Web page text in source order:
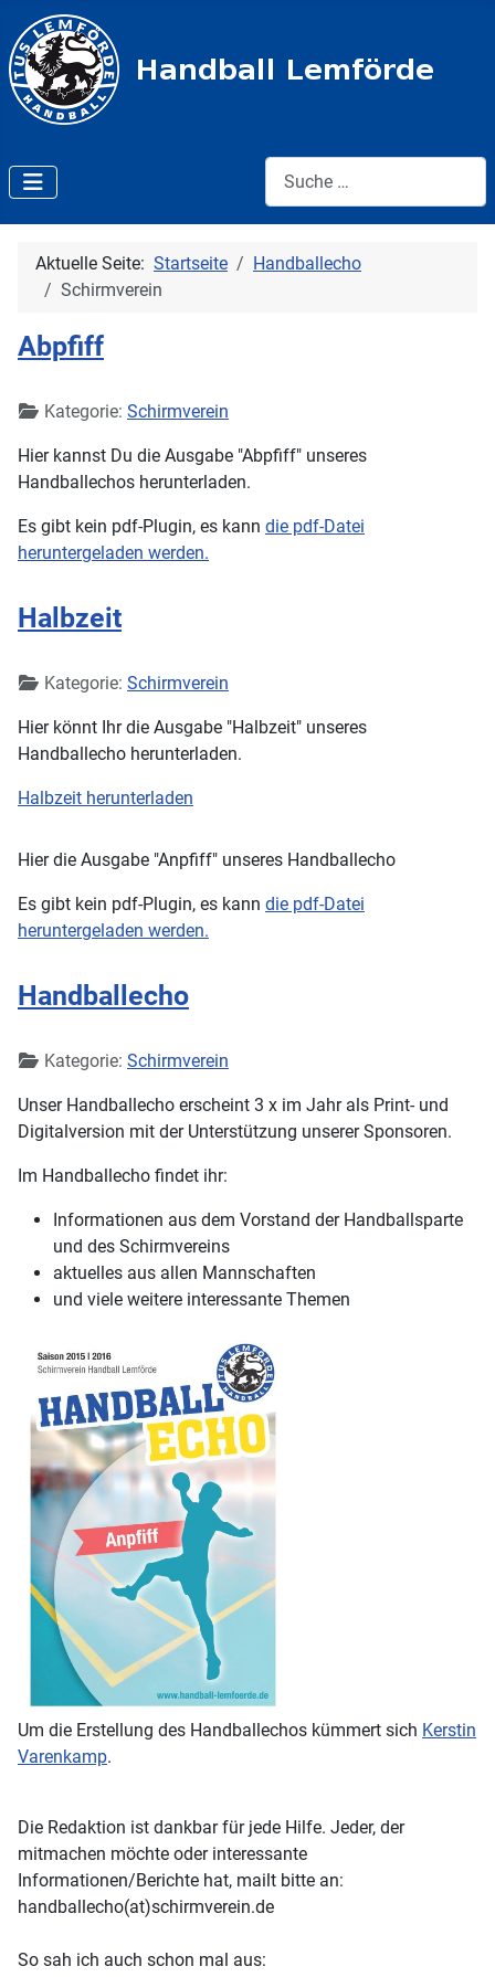
Suche:
Aktuelle Seite: Startseite
Handballecho
Schirmverein
Abpfiff
Kategorie: Schirmverein
Hier kannst Du die Ausgabe "Abpfiff" unseres
Handballechos herunterladen.
Es gibt kein pdf-Plugin, es kann die pdf-Datei
heruntergeladen werden.
Halbzeit
Kategorie: Schirmverein
Hier könnt Ihr die Ausgabe "Halbzeit" unseres
Handballecho herunterladen.
Halbzeit herunterladen
Hier die Ausgabe "Anpfiff" unseres Handballecho
Es gibt kein pdf-Plugin, es kann die pdf-Datei
heruntergeladen werden.
Handballecho
Kategorie: Schirmverein
Unser Handballecho erscheint 3 x im Jahr als Print- und
Digitalversion mit der Unterstützung unserer Sponsoren.
Im Handballecho findet ihr:
Informationen aus dem Vorstand der Handballsparte
und des Schirmvereins
aktuelles aus allen Mannschaften
und viele weitere interessante Themen
Um die Erstellung des Handballechos kümmert sich Kerstin
Varenkamp.
Die Redaktion ist dankbar für jede Hilfe. Jeder, der
mitmachen möchte oder interessante
Informationen/Berichte hat, mailt bitte an:
handballecho(at)schirmverein.de
So sah ich auch schon mal aus: